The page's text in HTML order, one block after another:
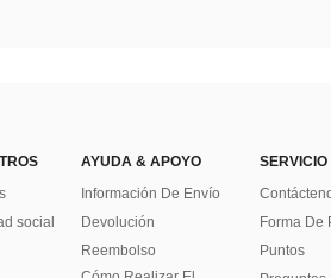
social
AYUDA & APOYO
Información De Envío
Devolución
Reembolso
Forma De
Puntos